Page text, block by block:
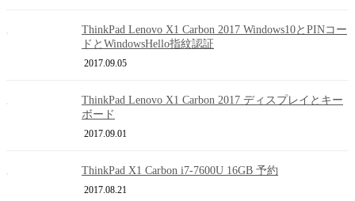
ThinkPad Lenovo X1 Carbon 2017 Windows10とPINコー
ドとWindowsHello指紋認証
2017.09.05
ThinkPad Lenovo X1 Carbon 2017 ディスプレイとキー
ボード
2017.09.01
ThinkPad X1 Carbon i7-7600U 16GB 予約
2017.08.21